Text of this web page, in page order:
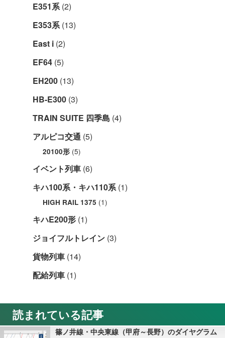
E351系(2)
E353系(13)
East i (2)
EF64 (5)
EH200 (13)
HB-E300 (3)
TRAIN SUITE 四季島 (4)
アルピコ交通 (5)
20100形 (5)
イベント列車 (6)
キハ100系・キハ110系(1)
HIGH RAIL 1375 (1)
キハE200形 (1)
ジョイフルトレイン (3)
貨物列車 (14)
配給列車 (1)
読まれている記事
篠ノ井線・中央東線（甲府～長野）のダイヤグラム